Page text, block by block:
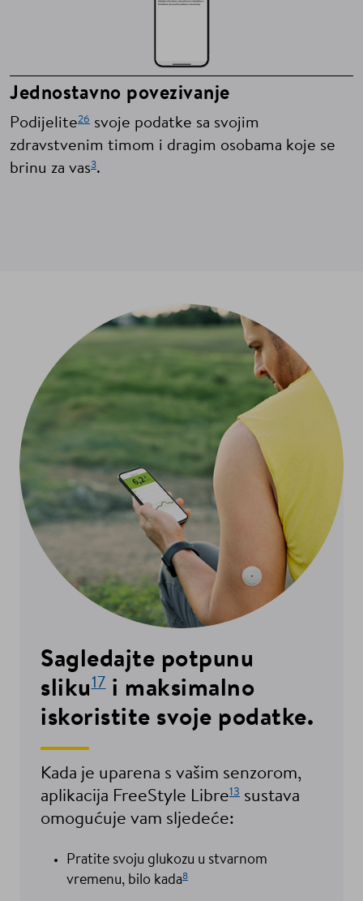
Jednostavno povezivanje
Podijelite26 svoje podatke sa svojim
zdravstvenim timom i dragim osobama koje se
brinu za vas3.
Sagledajte potpunu
sliku17i maksimalno
iskoristite svoje podatke.
Kada je uparena s vašim senzorom,
aplikacija FreeStyle Libre13 sustava
omogućuje vam sljedeće:
Pratite svoju glukozu u stvarnom
vremenu, bilo kada8